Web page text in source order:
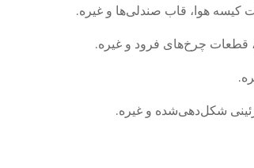
هوا، قاب صندلی‌ها و غیره.
قطعات چرخ‌های فرود و غیره.
شکل‌دهی‌شده و غیره.